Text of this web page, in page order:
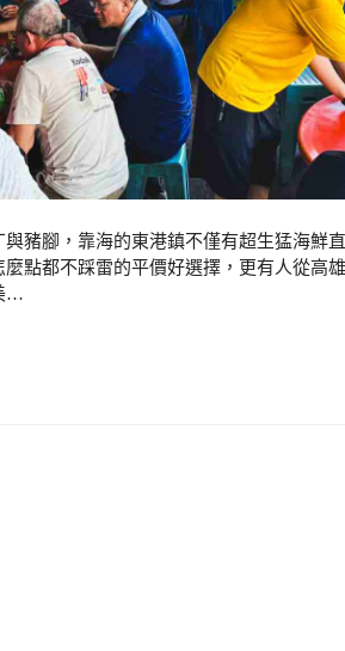
豬腳，靠海的東港鎮不僅有超生猛海鮮
點都不踩雷的平價好選擇，更有人從高
…